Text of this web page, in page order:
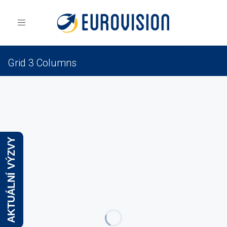
Toggle
Grid 3 Columns
AKTUÁLNÍ VÝZVY